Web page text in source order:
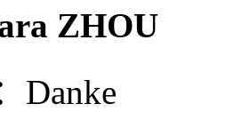
ZHOU
Danke